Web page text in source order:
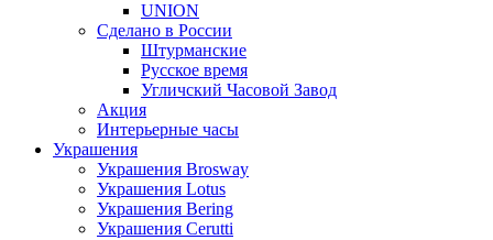
UNION
Сделано в России
Штурманские
Русское время
Угличский Часовой Завод
Акция
Интерьерные часы
Украшения
Украшения Brosway
Украшения Lotus
Украшения Bering
Украшения Cerutti